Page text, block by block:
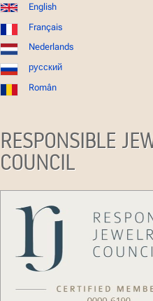
English
Français
Nederlands
русский
Român
RESPONSIBLE
COUNCIL